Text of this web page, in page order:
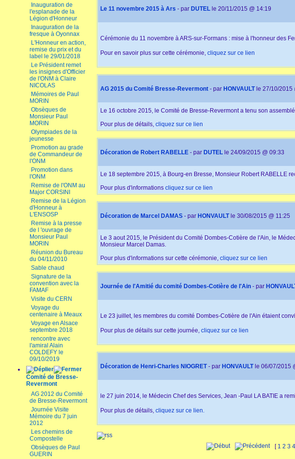
Inauguration de
l'esplanade de la
Légion d'Honneur
Inauguration de la
fresque à Oyonnax
L'Honneur en action,
remise du prix et du
label le 29/01/2018
Le Président remet
les insignes d'Officier
de l'ONM à Claire
NICOLAS
Mémoires de Paul
MORIN
Obsèques de
Monsieur Paul
MORIN
Olympiades de la
jeunesse
Promotion au grade
de Commandeur de
l'ONM
Promotion dans
l'ONM
Remise de l'ONM au
Major CORSINI
Remise de la Légion
d'Honneur à
L'ENSOSP
Remise à la presse
de l 'ouvrage de
Monsieur Paul
MORIN
Réunion du Bureau
du 04/11/2010
Sable chaud
Signature de la
convention avec la
FAMAF
Visite du CERN
Voyage du
centenaire à Meaux
Voyage en Alsace
septembre 2018
rencontre avec
l'amiral Alain
COLDEFY le
09/10/2019
Comité de Bresse-
Revermont
AG 2012 du Comité
de Bresse-Revermont
Journée Visite
Mémoire du 7 juin
2012
Les chemins de
Compostelle
Obsèques de Paul
GUERIN
Le 11 novembre 2015 à Ars - par DUTEL le 20/11/2015 @ 14:19
Cérémonie du 11 novembre à ARS-sur-Formans : mise à l'honneur des
Pour en savoir plus sur cette cérémonie, cliquez sur ce lien
AG 2015 du Comité Bresse-Revermont - par HONVAULTle 27/10/2015
Le 16 octobre 2015, le Comité de Bresse-Revermont a tenu son
Pour plus de détails, cliquez sur ce lien
Décoration de Robert RABELLE - par DUTEL le 24/09/2015 @ 09:33
Le 18 septembre 2015, à Bourg-en Bresse, Monsieur Robert RABELLE
Pour plus d'informations cliquez sur ce lien
Décoration de Marcel DAMAS - par HONVAULTle 30/08/2015 @ 11:25
Le 3 aout 2015, le Président du Comité Dombes-Cotière de l'Ain, le
Monsieur Marcel Damas.
Pour plus d'informations sur cette cérémonie, cliquez sur ce lien
Journée de l'Amitié du comité Dombes-Cotière de l'Ain - par
Le 23 juillet, les membres du comité Dombes-Cotière de l'Ain étaient
Pour plus de détails sur cette journée, cliquez sur ce lien
Décoration de Henri-Charles NIOGRET- par HONVAULTle 06/07/2015
le 27 juin 2014, le Médecin Chef des Services, Jean -Paul LA BATIE a
Pour plus de détails, cliquez sur ce lien.
[ 1 2 3 4